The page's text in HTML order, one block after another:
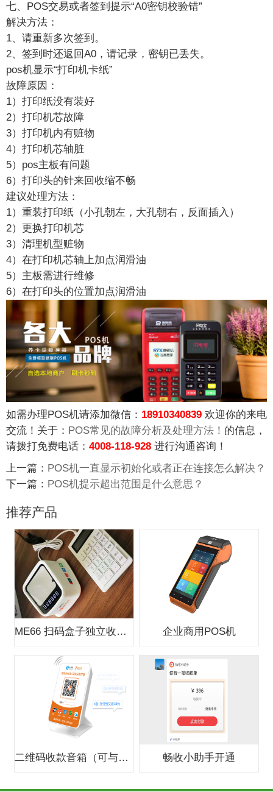
七、POS交易或者签到提示“A0密钥校验错”
解决方法：
1、请重新多次签到。
2、签到时还返回A0，请记录，密钥已丢失。
pos机显示“打印机卡纸”
故障原因：
1）打印纸没有装好
2）打印机芯故障
3）打印机内有赃物
4）打印机芯轴脏
5）pos主板有问题
6）打印头的针来回收缩不畅
建议处理方法：
1）重装打印纸（小孔朝左，大孔朝右，反面插入）
2）更换打印机芯
3）清理机型赃物
4）在打印机芯轴上加点润滑油
5）主板需进行维修
6）在打印头的位置加点润滑油
如需办理POS机请添加微信： 18910340839 欢迎你的来电
交流！关于： POS常见的故障分析及处理方法！ 的信息，
请拨打免费电话： 4008-118-928 进行沟通咨询！
上一篇： POS机一直显示初始化或者正在连接怎么解决？
下一篇： POS机提示超出范围是什么意思？
推荐产品
ME66 扫码盒子独立收款支付盒子 企业商用POS机
二维码收款音箱（可与银行合作办0费 畅收小助手开通